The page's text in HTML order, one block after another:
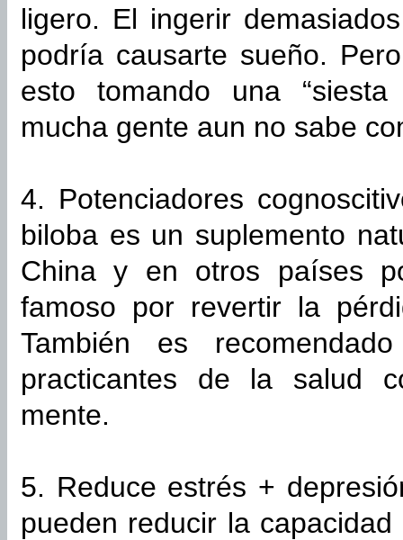
ligero. El ingerir
podría causarte sueño.
esto tomando una
mucha gente aun no sabe
4. Potenciadores
biloba es un suplemento
China y en otros países
famoso por revertir la
También es
practicantes de la salud
mente.
5. Reduce estrés +
pueden reducir la